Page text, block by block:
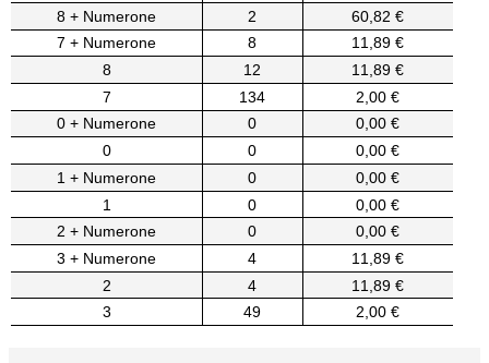
8 + Numerone
2
60,82 €
7 + Numerone
8
11,89 €
8
12
11,89 €
7
134
2,00 €
0 + Numerone
0
0,00 €
0
0
0,00 €
1 + Numerone
0
0,00 €
1
0
0,00 €
2 + Numerone
0
0,00 €
3 + Numerone
4
11,89 €
2
4
11,89 €
3
49 2,00 €